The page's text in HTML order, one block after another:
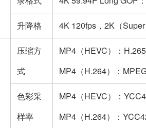
升降格 4K 120fps，2K（
压缩方
式
MP4（HEVC）：
MP4（H.264）：
色彩采
样率
MP4（HEVC）：
MP4（H.264）：